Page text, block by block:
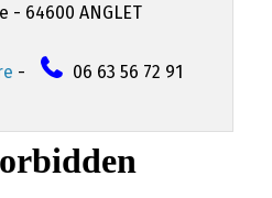
- 64600 ANGLET
- 06 63 56 72 91